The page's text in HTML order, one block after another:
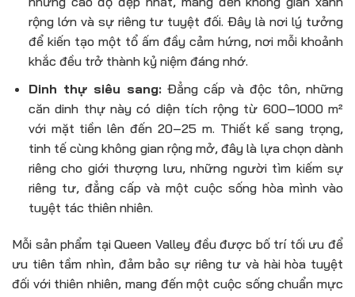
rộng lớn và sự riêng tư tuyệt đối. Đây là nơi lý tưởng
để kiến tạo một tổ ấm đầy cảm hứng, nơi mỗi khoảnh
khắc đều trở thành kỷ niệm đáng nhớ.
Dinh thự siêu sang:Đẳng cấp và độc tôn, những
căn dinh thự này có diện tích rộng từ 600–1000 m²
với mặt tiền lên đến 20–25 m. Thiết kế sang trọng,
tinh tế cùng không gian rộng mở, đây là lựa chọn dành
riêng cho giới thượng lưu, những người tìm kiếm sự
riêng tư, đẳng cấp và một cuộc sống hòa mình vào
tuyệt tác thiên nhiên.
Mỗi sản phẩm tại Queen Valley đều được bố trí tối ưu để
ưu tiên tầm nhìn, đảm bảo sự riêng tư và hài hòa tuyệt
đối với thiên nhiên, mang đến một cuộc sống chuẩn mực